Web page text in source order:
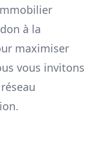
à la
maximiser
vous invitons